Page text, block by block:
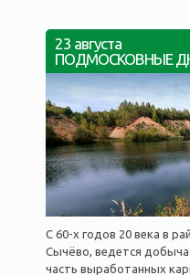
23 августа
ПОДМОСКОВНЫЕ
С 60-х годов 20 века в
Сычёво, ведется добыча
часть выработанных